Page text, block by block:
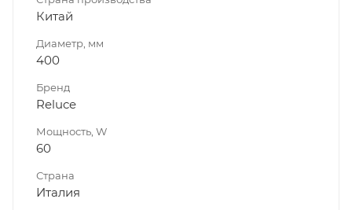
Китай
Диаметр, мм
400
Бренд
Reluce
Мощность, W
60
Страна
Италия